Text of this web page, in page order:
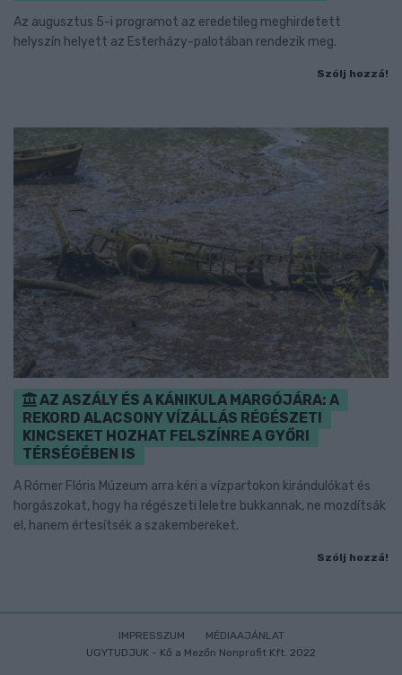
Az augusztus 5-i programot az eredetileg meghirdetett
helyszín helyett az Esterházy-palotában rendezik meg.
Szólj hozzá!
AZ ASZÁLY ÉS A KÁNIKULA MARGÓJÁRA: A
REKORD ALACSONY VÍZÁLLÁS RÉGÉSZETI
KINCSEKET HOZHAT FELSZÍNRE A GYŐRI
TÉRSÉGÉBEN IS
A Rómer Flóris Múzeum arra kéri a vízpartokon kirándulókat és
horgászokat, hogy ha régészeti leletre bukkannak, ne mozdítsák
el, hanem értesítsék a szakembereket.
Szólj hozzá!
IMPRESSZUM
MÉDIAAJÁNLAT
UGYTUDJUK - Kő a Mezőn Nonprofit Kft. 2022